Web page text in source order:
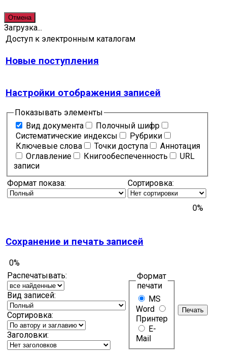
Отмена
Загрузка...
Доступ к электронным каталогам
Новые поступления
Настройки отображения записей
Показывать элементы
Вид документа
Полочный шифр
Систематические индексы
Рубрики
Ключевые слова
Точки доступа
Аннотация
Оглавление
Книгообеспеченность
URL
записи
Формат показа:
Сортировка:
0%
Сохранение и печать записей
0%
Распечатывать:
Вид записей:
Сортировка:
Заголовки:
Формат
печати
MS
Word
Принтер
E-
Mail